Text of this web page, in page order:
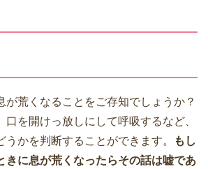
が荒くなることをご存知でしょうか？
口を開けっ放しにして呼吸するなど、
うかを判断することができます。
もし
きに息が荒くなったらその話は嘘であ